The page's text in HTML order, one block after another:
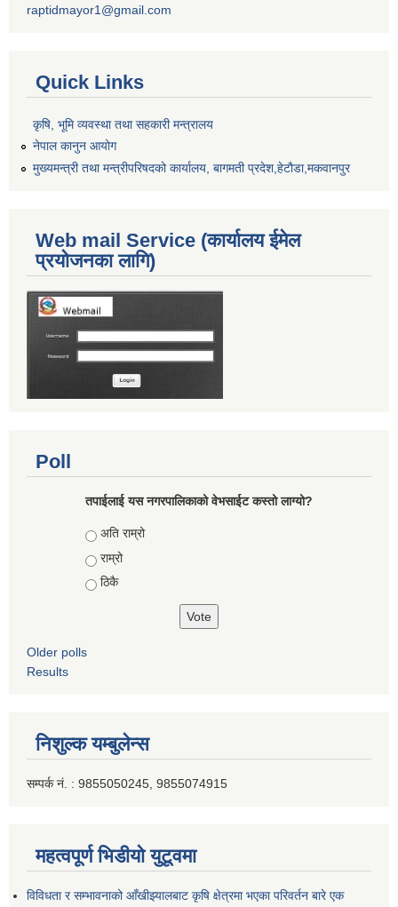
raptidmayor1@gmail.com
Quick Links
कृषि, भूमि व्यवस्था तथा सहकारी मन्त्रालय
नेपाल कानुन आयोग
मुख्यमन्त्री तथा मन्त्रीपरिषदको कार्यालय, बागमती प्रदेश,हेटाैडा,मकवानपुर
Web mail Service (कार्यालय ईमेल
प्रयोजनका लागि)
Poll
तपाईलाई यस नगरपालिकाको वेभसाईट कस्तो लाग्यो?
Choices
अति राम्रो
राम्रो
ठिकै
Older polls
Results
निशुल्क यम्बुलेन्स
सम्पर्क नं. : 9855050245, 9855074915
महत्वपूर्ण भिडीयो युटूवमा
विविधता र सम्भावनाको आँखीझ्यालबाट कृषि क्षेत्रमा भएका परिवर्तन बारे एक